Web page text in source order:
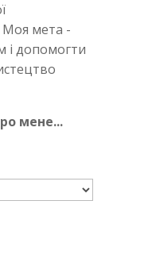
Моя мета -
і допомогти
мене...